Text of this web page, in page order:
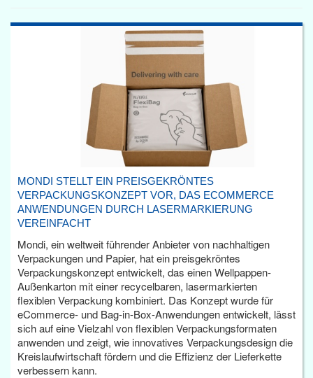
MONDI STELLT EIN PREISGEKRÖNTES
VERPACKUNGSKONZEPT VOR, DAS ECOMMERCE
ANWENDUNGEN DURCH LASERMARKIERUNG
VEREINFACHT
Mondi, ein weltweit führender Anbieter von nachhaltigen
Verpackungen und Papier, hat ein preisgekröntes
Verpackungskonzept entwickelt, das einen Wellpappen-
Außenkarton mit einer recycelbaren, lasermarkierten
flexiblen Verpackung kombiniert. Das Konzept wurde für
eCommerce- und Bag-in-Box-Anwendungen entwickelt, lässt
sich auf eine Vielzahl von flexiblen Verpackungsformaten
anwenden und zeigt, wie innovatives Verpackungsdesign die
Kreislaufwirtschaft fördern und die Effizienz der Lieferkette
verbessern kann.